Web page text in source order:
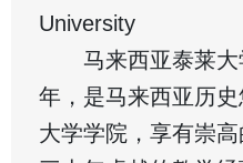
University
马来西亚泰莱大
年，是马来西亚历
大学学院，享有崇